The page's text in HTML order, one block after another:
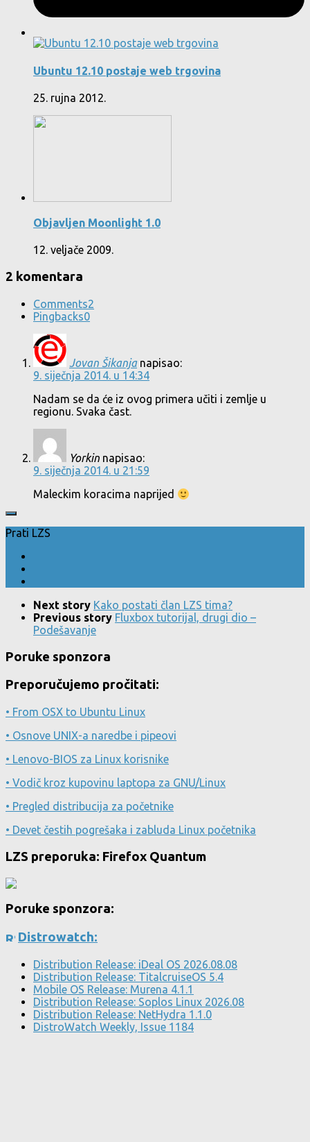
Ubuntu 12.10 postaje web trgovina
25. rujna 2012.
Objavljen Moonlight 1.0
12. veljače 2009.
2 komentara
Comments2
Pingbacks0
Jovan Šikanja napisao:
9. siječnja 2014. u 14:34
Nadam se da će iz ovog primera učiti i zemlje u
regionu. Svaka čast.
Yorkin napisao:
9. siječnja 2014. u 21:59
Maleckim koracima naprijed
Prati LZS
Next story Kako postati član LZS tima?
Previous story Fluxbox tutorijal, drugi dio –
Podešavanje
Poruke sponzora
Preporučujemo pročitati:
• From OSX to Ubuntu Linux
• Osnove UNIX-a naredbe i pipeovi
• Lenovo-BIOS za Linux korisnike
• Vodič kroz kupovinu laptopa za GNU/Linux
• Pregled distribucija za početnike
• Devet čestih pogrešaka i zabluda Linux početnika
LZS preporuka: Firefox Quantum
Poruke sponzora:
Distrowatch:
Distribution Release: iDeal OS 2026.08.08
Distribution Release: TitalcruiseOS 5.4
Mobile OS Release: Murena 4.1.1
Distribution Release: Soplos Linux 2026.08
Distribution Release: NetHydra 1.1.0
DistroWatch Weekly, Issue 1184